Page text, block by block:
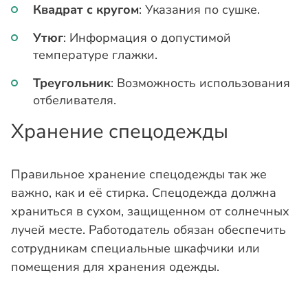
Квадрат с кругом: Указания по сушке.
Утюг: Информация о допустимой
температуре глажки.
Треугольник: Возможность использования
отбеливателя.
Хранение спецодежды
Правильное хранение спецодежды так же
важно, как и её стирка. Спецодежда должна
храниться в сухом, защищенном от солнечных
лучей месте. Работодатель обязан обеспечить
сотрудникам специальные шкафчики или
помещения для хранения одежды.